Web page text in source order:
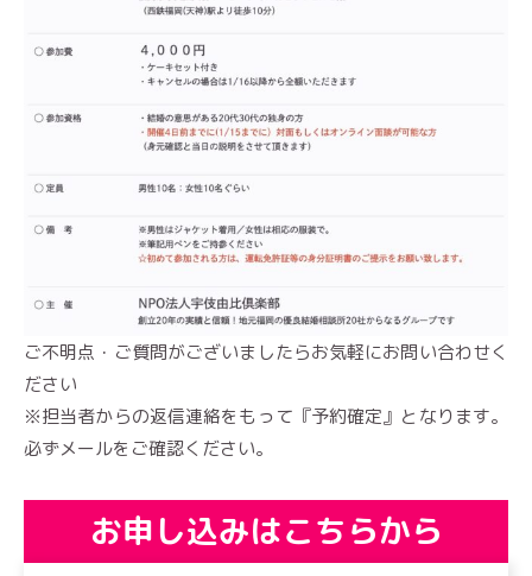
ご不明点・ご質問がございましたらお気軽にお問い合わせく
ださい
※担当者からの返信連絡をもって『予約確定』となります。
必ずメールをご確認ください。
お申し込みはこちらから